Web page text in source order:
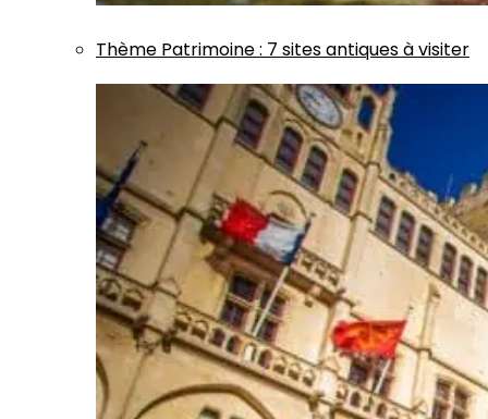
Thème Patrimoine: 7 sites antiques à visiter